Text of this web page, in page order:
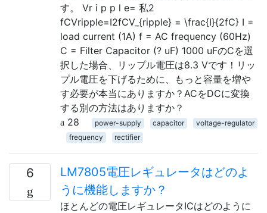
す。 Vr i p p l e= 私2
fCVripple=I2fCV_{ripple} = \frac{I}{2fC} I =
load current (1A) f = AC frequency (60Hz)
C = Filter Capacitor (? uF) 1000 uFのCを選
択した場合、リップル電圧は8.3 Vです！リッ
プル電圧を下げるために、もっと容量を増や
す必要が本当にありますか？ACをDCに変換
する別の方法はありますか？
28
power-supply capacitor
voltage-regulator
frequency
rectifier
6
LM7805電圧レギュレータはどのよ
うに機能しますか？
ほとんどの電圧レギュレータICはどのように